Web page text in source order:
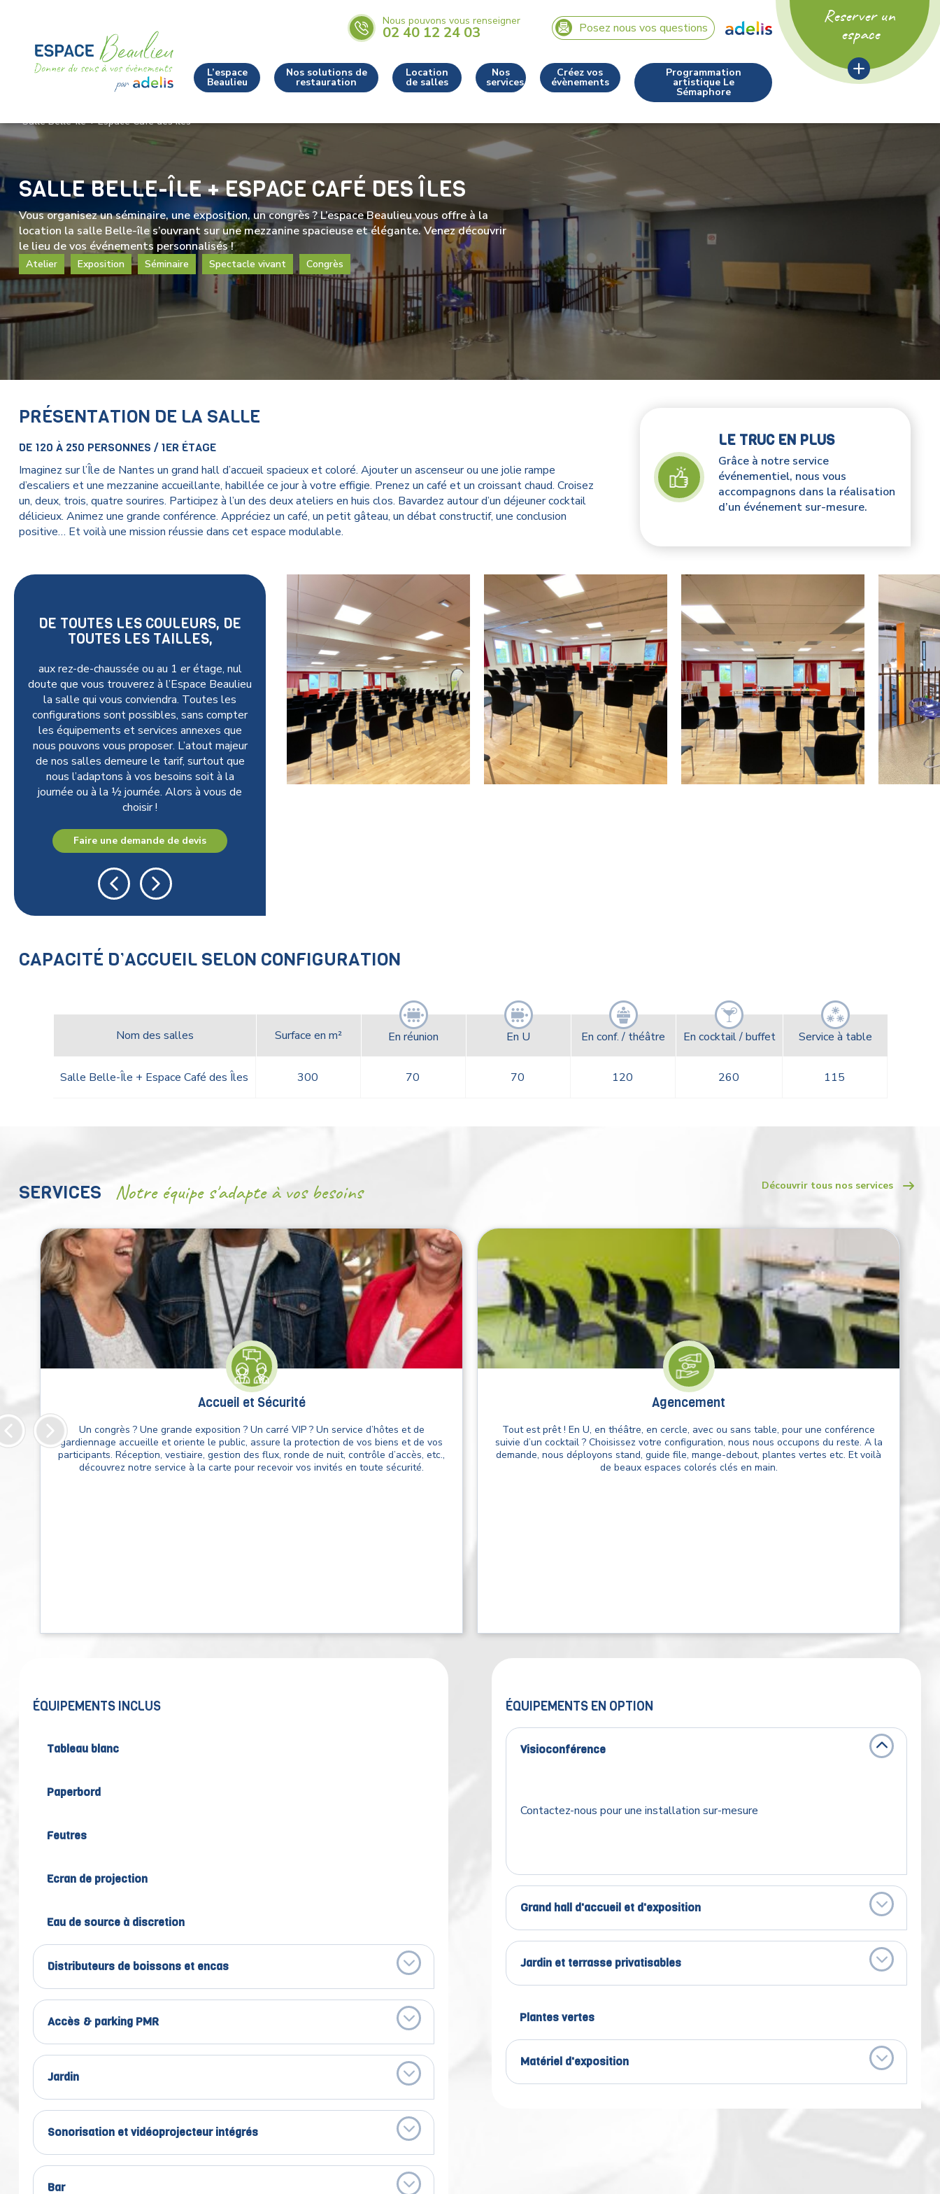
Nous pouvons vous renseigner
02 40 12 24 03 Posez nous vos questions
L’espace
Beaulieu
Nos solutions de
restauration
Location
de salles
Nos
services
Créez vos
évènements
Programmation
artistique Le
Sémaphore
Reserver un
espace
Salle Belle-Île + Espace Café des Îles
SALLE BELLE-ÎLE + ESPACE CAFÉ DES ÎLES
Vous organisez un séminaire, une exposition, un congrès ? L’espace Beaulieu vous offre à la
location la salle Belle-île s’ouvrant sur une mezzanine spacieuse et élégante. Venez découvrir
le lieu de vos événements personnalisés !
Atelier Exposition Séminaire Spectacle vivant Congrès
PRÉSENTATION DE LA SALLE
DE 120 À 250 PERSONNES / 1ER ÉTAGE
Imaginez sur l’Île de Nantes un grand hall d’accueil spacieux et coloré. Ajouter un ascenseur ou une jolie rampe
d’escaliers et une mezzanine accueillante, habillée ce jour à votre effigie. Prenez un café et un croissant chaud. Croisez
un, deux, trois, quatre sourires. Participez à l’un des deux ateliers en huis clos. Bavardez autour d’un déjeuner cocktail
délicieux. Animez une grande conférence. Appréciez un café, un petit gâteau, un débat constructif, une conclusion
positive… Et voilà une mission réussie dans cet espace modulable.
LE TRUC EN PLUS
Grâce à notre service
événementiel, nous vous
accompagnons dans la réalisation
d’un événement sur-mesure.
DE TOUTES LES COULEURS, DE
TOUTES LES TAILLES,
aux rez-de-chaussée ou au 1 er étage, nul
doute que vous trouverez à l’Espace Beaulieu
la salle qui vous conviendra. Toutes les
configurations sont possibles, sans compter
les équipements et services annexes que
nous pouvons vous proposer. L’atout majeur
de nos salles demeure le tarif, surtout que
nous l’adaptons à vos besoins soit à la
journée ou à la ½ journée. Alors à vous de
choisir !
Faire une demande de devis
CAPACITÉ D’ACCUEIL SELON CONFIGURATION
Nom des salles
Salle Belle-Île + Espace Café des Îles
Surface en m²
300
En réunion
70
En U
70
En conf. / théâtre
120
En cocktail / buffet
260
Service à table
115
SERVICES Notre équipe s'adapte à vos besoins Découvrir tous nos services
Accueil et Sécurité
Un congrès ? Une grande exposition ? Un carré VIP ? Un service d’hôtes et de
gardiennage accueille et oriente le public, assure la protection de vos biens et de vos
participants. Réception, vestiaire, gestion des flux, ronde de nuit, contrôle d’accès, etc.,
découvrez notre service à la carte pour recevoir vos invités en toute sécurité.
Agencement
Tout est prêt ! En U, en théâtre, en cercle, avec ou sans table, pour une conférence
suivie d’un cocktail ? Choisissez votre configuration, nous nous occupons du reste. A la
demande, nous déployons stand, guide file, mange-debout, plantes vertes etc. Et voilà
de beaux espaces colorés clés en main.
ÉQUIPEMENTS INCLUS
Tableau blanc
Paperbord
Feutres
Ecran de projection
Eau de source à discretion
Distributeurs de boissons et encas
Accès & parking PMR
Jardin
Sonorisation et vidéoprojecteur intégrés
Bar
ÉQUIPEMENTS EN OPTION
Visioconférence
Contactez-nous pour une installation sur-mesure
Grand hall d'accueil et d'exposition
Jardin et terrasse privatisables
Plantes vertes
Matériel d'exposition